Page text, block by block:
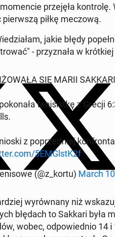
prze­jęła
piłkę meczową.
jakie błędy
- przyz­nała w
SIĘ MARII
teni­sistkę z Grecji
z poprzed­niej
5EMGlstK2f
(@z_kortu) March
wyrów­nany niż
błędach to Sakkari była
wobec, odpowied­nio 14